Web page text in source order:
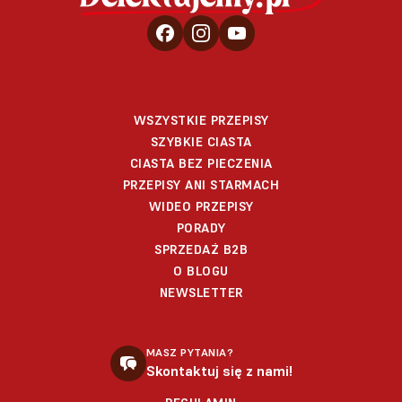
WSZYSTKIE PRZEPISY
SZYBKIE CIASTA
CIASTA BEZ PIECZENIA
PRZEPISY ANI STARMACH
WIDEO PRZEPISY
PORADY
SPRZEDAŻ B2B
O BLOGU
NEWSLETTER
MASZ PYTANIA?
Skontaktuj się z nami!